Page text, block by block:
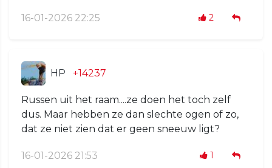
16-01-2026 22:25 2
HP +14237
Russen uit het raam....ze doen het toch zelf
dus. Maar hebben ze dan slechte ogen of zo,
dat ze niet zien dat er geen sneeuw ligt?
16-01-2026 21:53 1